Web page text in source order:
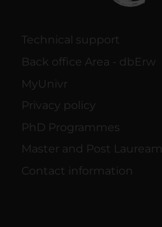
Technical support
Back office Area - dbErw
MyUnivr
Privacy policy
PhD Programmes
Master and Post Lauream
Contact information